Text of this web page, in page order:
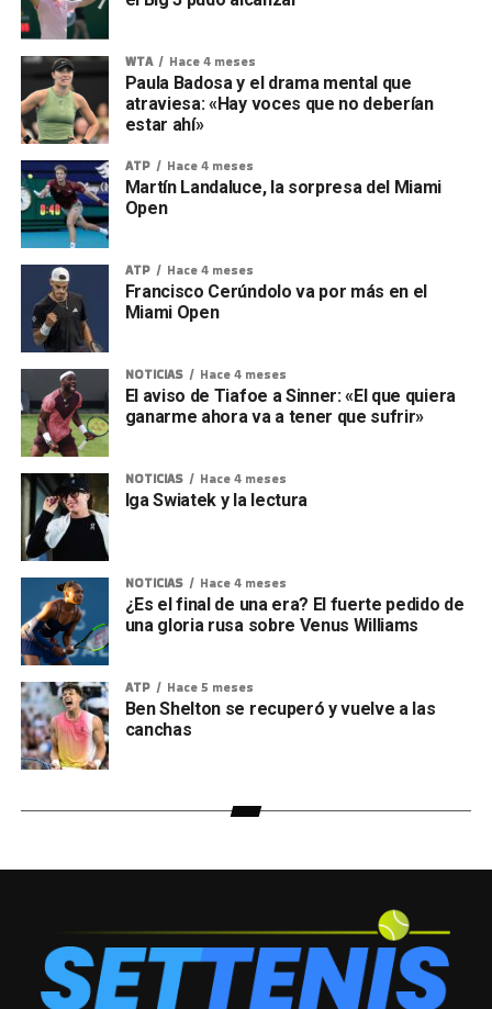
WTA Hace 4 meses
Paula Badosa y el drama mental que
atraviesa: «Hay voces que no deberían
estar ahí»
ATP Hace 4 meses
Martín Landaluce, la sorpresa del Miami
Open
ATP Hace 4 meses
Francisco Cerúndolo va por más en el
Miami Open
NOTICIAS Hace 4 meses
El aviso de Tiafoe a Sinner: «El que quiera
ganarme ahora va a tener que sufrir»
NOTICIAS Hace 4 meses
Iga Swiatek y la lectura
NOTICIAS Hace 4 meses
¿Es el final de una era? El fuerte pedido de
una gloria rusa sobre Venus Williams
ATP Hace 5 meses
Ben Shelton se recuperó y vuelve a las
canchas